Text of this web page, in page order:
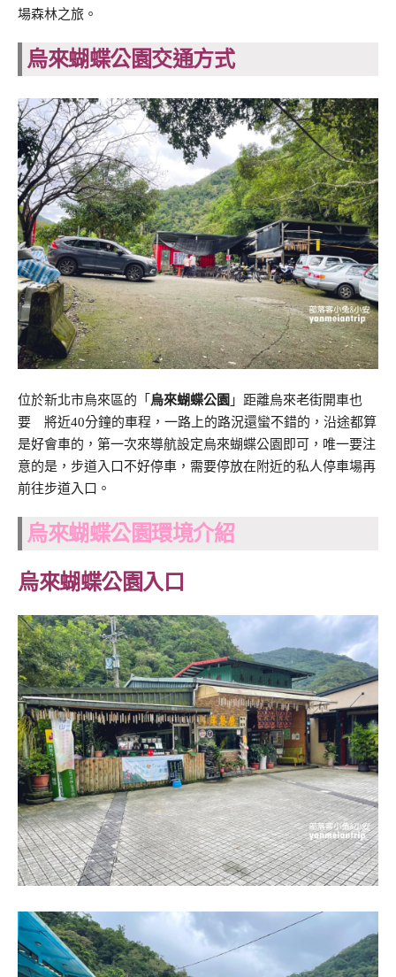
場森林之旅。
烏來蝴蝶公園交通方式
位於新北市烏來區的「 烏來蝴蝶公園 」距離烏來老街開車也
要 將近40分鐘的車程，一路上的路況還蠻不錯的，沿途都算
是好會車的，第一次來導航設定烏來蝴蝶公園即可，唯一要注
意的是，步道入口不好停車，需要停放在附近的私人停車場再
前往步道入口。
烏來蝴蝶公園環境介紹
烏來蝴蝶公園入口